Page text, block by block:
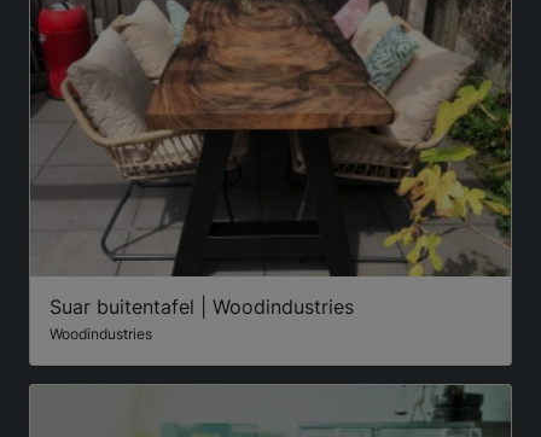
Suar buitentafel | Woodindustries
Woodindustries